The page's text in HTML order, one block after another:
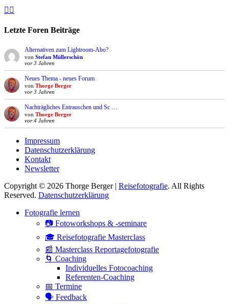
Facebook
Letzte Foren Beiträge
Alternativen zum Lightroom-Abo?
von Stefan Müllerschön
vor 3 Jahren
Neues Thema - neues Forum
von Thorge Berger
vor 3 Jahren
Nachträgliches Entrauschen und Sc …
von Thorge Berger
vor 4 Jahren
Impressum
Datenschutzerklärung
Kontakt
Newsletter
Copyright © 2026 Thorge Berger | Reisefotografie. All Rights
Reserved. Datenschutzerklärung
scrollenFotografie lernen
📷 Fotoworkshops & -seminare
🎓 Reisefotografie Masterclass
📰 Masterclass Reportagefotografie
🌀 Coaching
Individuelles Fotocoaching
Referenten-Coaching
📅 Termine
🗣 Feedback